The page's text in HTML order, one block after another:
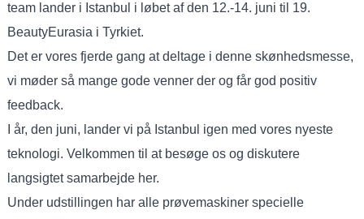
team lander i Istanbul i løbet af den 12.-14. juni til 19.
BeautyEurasia i Tyrkiet.
Det er vores fjerde gang at deltage i denne skønhedsmesse,
vi møder så mange gode venner der og får god positiv
feedback.
I år, den juni, lander vi på Istanbul igen med vores nyeste
teknologi. Velkommen til at besøge os og diskutere
langsigtet samarbejde her.
Under udstillingen har alle prøvemaskiner specielle